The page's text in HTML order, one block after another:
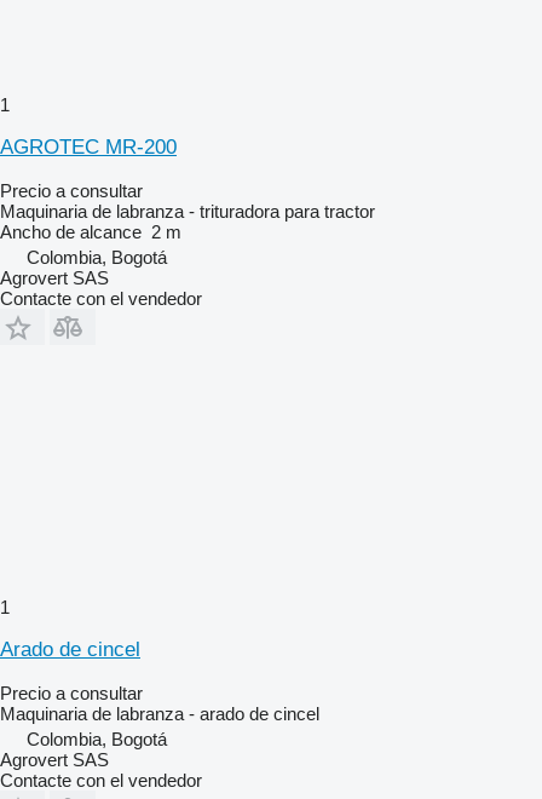
1
AGROTEC MR-200
Precio a consultar
Maquinaria de labranza - trituradora para tractor
Ancho de alcance 2 m
Colombia, Bogotá
Agrovert SAS
Contacte con el vendedor
1
Arado de cincel
Precio a consultar
Maquinaria de labranza - arado de cincel
Colombia, Bogotá
Agrovert SAS
Contacte con el vendedor